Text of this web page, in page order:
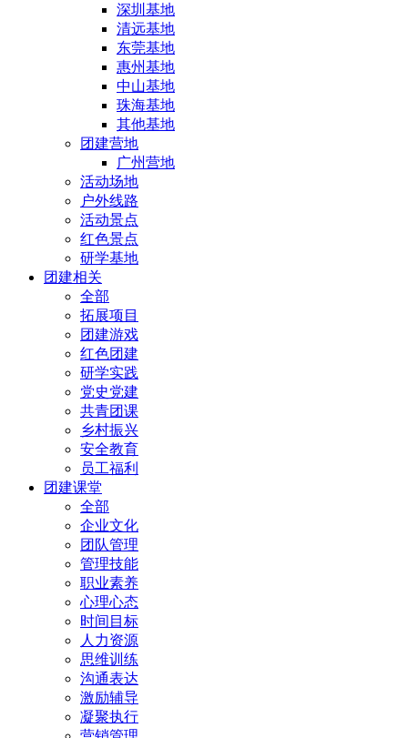
深圳基地
清远基地
东莞基地
惠州基地
中山基地
珠海基地
其他基地
团建营地
广州营地
活动场地
户外线路
活动景点
红色景点
研学基地
团建相关
全部
拓展项目
团建游戏
红色团建
研学实践
党史党建
共青团课
乡村振兴
安全教育
员工福利
团建课堂
全部
企业文化
团队管理
管理技能
职业素养
心理心态
时间目标
人力资源
思维训练
沟通表达
激励辅导
凝聚执行